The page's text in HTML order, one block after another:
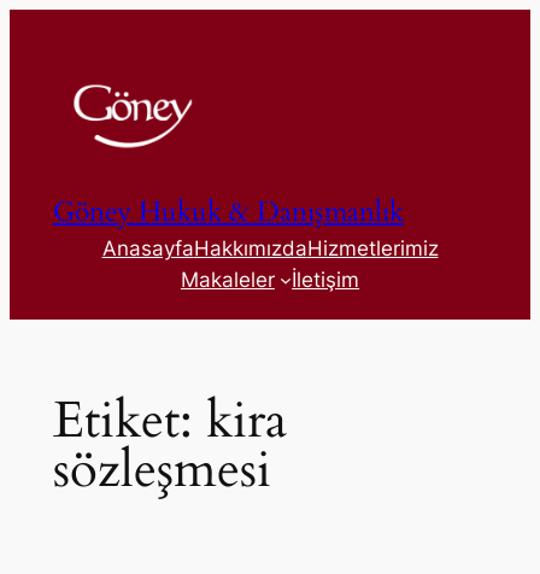
Göney Hukuk & Danışmanlık
AnasayfaHakkımızdaHizmetlerimiz
Makaleler
İletişim
Etiket: kira
sözleşmesi